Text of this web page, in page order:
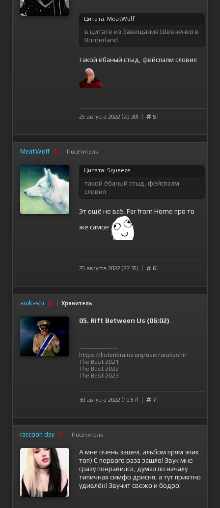
Цитата: MeatWolf
в цитате из Завещания Шевченко в
Borderland
такой ёбаный стыд, фейспалм словил
25 августа 2022 (20:30) 5
MeatWolf Посетитель
Цитата: Squeeze
такой ёбаный стыд, фейспалм
словил
Эт ещё не всё, Far from Home про то
же самое
25 августа 2022 (22:35) 6
arukashi Хранитель
05. Rift Between Us (06:02)
--------------------
https://listenbrainz.org/user/arukashi/
The Best 2021
The Best 2022
The Best 2023
30 августа 2022 (10:57) 7
raccoon day Посетитель
А мне очень зашел, альбом прям эпик
топ) С первого раза зашло! Звук мне
сразу понравился, думал по началу
типичная симфо дрисня, а тут приятно
удивлён! Звучит свежо и бодро!